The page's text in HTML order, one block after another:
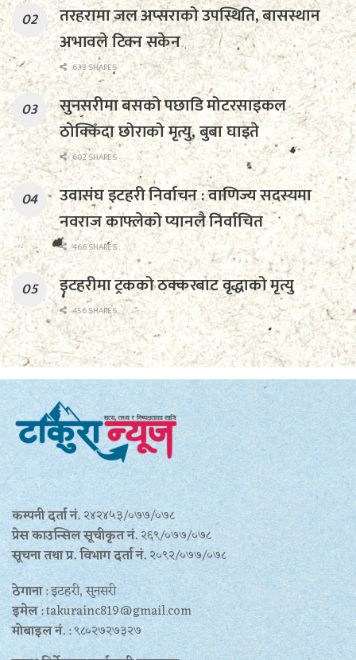
तरहरामा जल अप्सराको उपस्थिति, बासस्थान
अभावले टिक्न सकेन
633 SHARES
सुनसरीमा बसको पछाडि मोटरसाइकल
ठोक्किँदा छोराको मृत्यु, बुबा घाइते
602 SHARES
उवासंघ इटहरी निर्वाचन : वाणिज्य सदस्यमा
नवराज काफ्लेको प्यानलै निर्वाचित
466 SHARES
इटहरीमा ट्रकको ठक्करबाट वृद्धाको मृत्यु
456 SHARES
कम्पनी दर्ता नं.२४२४५३/०७७/०७८
प्रेस काउन्सिल सूचीकृत नं.२६९/०७७/०७८
सूचना तथा प्र‍. विभाग दर्ता नं.२०९२/०७७/०७८
ठेगाना: इटहरी, सुनसरी
इमेल: takurainc819@gmail.com
मोबाइल नं.: ९८०२७२७३२७